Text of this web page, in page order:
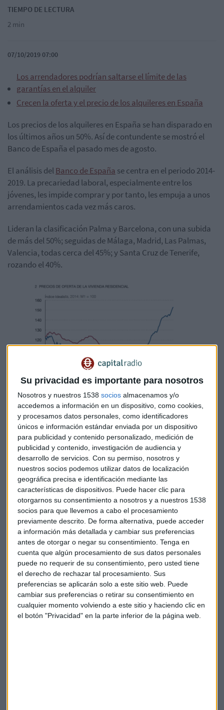
Su privacidad es importante para nosotros
Nosotros y nuestros 1538 socios almacenamos y/o
accedemos a información en un dispositivo, como cookies,
y procesamos datos personales, como identificadores
únicos e información estándar enviada por un dispositivo
para publicidad y contenido personalizado, medición de
publicidad y contenido, investigación de audiencia y
desarrollo de servicios. Con su permiso, nosotros y
nuestros socios podemos utilizar datos de localización
geográfica precisa e identificación mediante las
características de dispositivos. Puede hacer clic para
otorgarnos su consentimiento a nosotros y a nuestros 1538
socios para que llevemos a cabo el procesamiento
previamente descrito. De forma alternativa, puede acceder
a información más detallada y cambiar sus preferencias
antes de otorgar o negar su consentimiento. Tenga en
cuenta que algún procesamiento de sus datos personales
puede no requerir de su consentimiento, pero usted tiene
el derecho de rechazar tal procesamiento. Sus
preferencias se aplicarán solo a este sitio web. Puede
cambiar sus preferencias o retirar su consentimiento en
cualquier momento volviendo a este sitio y haciendo clic en
el botón "Privacidad" en la parte inferior de la página web.
TIEMPO DE LECTURA
2 min
07/10/2019 07:00
Los arrendadores podrían saltarse el límite de las
garantías en el alquiler
Crecen la oferta y el precio de los alquileres en España
Los precios de los alquileres en España se han disparado en
los últimos años un 50%. Así de contundente se mostró el
Banco de España el pasado mes de agosto.
El análisis delBanco de España se centra en el periodo 2014-
2019. La precariedad laboral, especialmente entre los
jóvenes, les impide comprar y por tanto, les empuja a unos
arrendamientos cada vez más caros.
Lideran la clasificación Palma y Barcelona, con una subida
de más del 50%; seguidas de Málaga, Madrid, Las Palmas,
Valencia, todas cerca del 45%; y Santa Cruz de Tenerife,
rozando el 40%.
Precio vivienda, Banco de España
Luego se colocan un amplio grupo de municipios como
Castellón, Sevilla, Granada, Alicante y Valladolid (entre
otras), donde la subida está entre el 20% y el 30%.
“En los últimos 5 años ha habido un incremento del
porcentaje del alquiler. Ahora lo que está pasando es que
esa oferta que está en manos de los particulares y ahora va
a ser más profesionalizada”, explica Andrés
Horcajada , CEO
LocareReal Estate.
Error del Gobierno
El pasado mes de marzo, el Ejecutivo de Pedro Sánchez
aprobó por decreto una ley que regula elalquiler. "El
impacto no ha sido nada positivo", explica Mikel
Echavarren, CEO de Colliers. "Han entrado como un
elefante en una cacharrería", añade.